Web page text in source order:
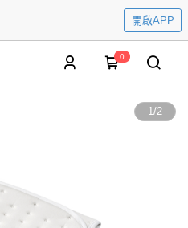
開啟APP
0
1/2